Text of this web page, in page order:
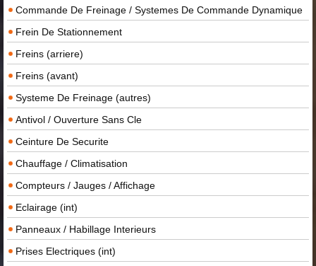
Commande De Freinage / Systemes De Commande Dynamique
Frein De Stationnement
Freins (arriere)
Freins (avant)
Systeme De Freinage (autres)
Antivol / Ouverture Sans Cle
Ceinture De Securite
Chauffage / Climatisation
Compteurs / Jauges / Affichage
Eclairage (int)
Panneaux / Habillage Interieurs
Prises Electriques (int)